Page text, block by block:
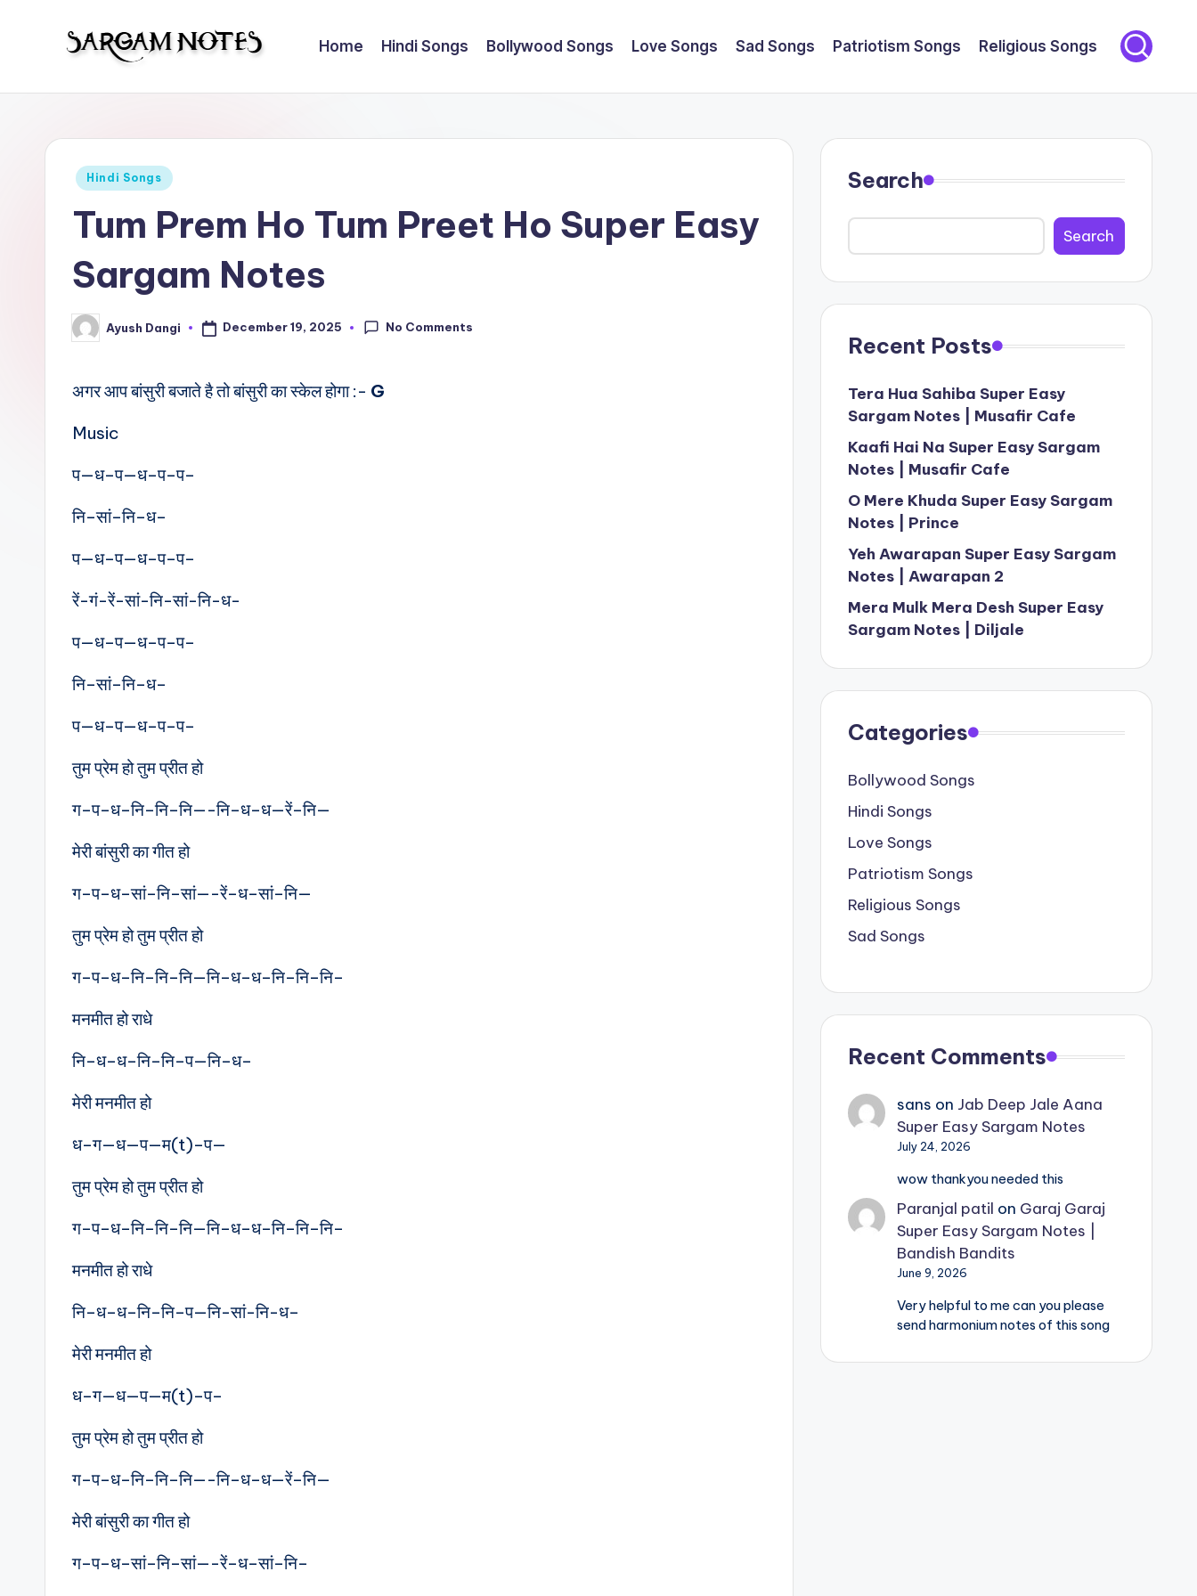
contentS
m
N
of
Sargam
Notes
Home Hindi Songs Bollywood Songs Love Songs Sad Songs Patriotism Songs Religious Songs
Posted
Hindi Songs
Tum Prem Ho Tum Preet Ho Super Easy
Sargam Notes
Posted
by
Ayush Dangi December 19, 2025 No Comments
अगर आप बांसुरी बजाते है तो बांसुरी का स्केल होगा :- G
Music
प—ध–प—ध–प–प–
नि–सां–नि–ध–
प—ध–प—ध–प–प–
रें-गं-रें-सां-नि-सां-नि-ध-
प—ध–प—ध–प–प–
नि–सां–नि–ध–
प—ध–प—ध–प–प–
तुम प्रेम हो तुम प्रीत हो
ग–प–ध–नि–नि–नि—-नि–ध–ध—रें–नि—
मेरी बांसुरी का गीत हो
ग–प–ध–सां–नि–सां—-रें–ध–सां–नि—
तुम प्रेम हो तुम प्रीत हो
ग–प–ध–नि–नि–नि—नि–ध–ध–नि–नि–नि–
मनमीत हो राधे
नि–ध–ध–नि–नि–प—नि–ध–
मेरी मनमीत हो
ध–ग—ध—प—म(t)–प—
तुम प्रेम हो तुम प्रीत हो
ग–प–ध–नि–नि–नि—नि–ध–ध–नि–नि–नि–
मनमीत हो राधे
नि–ध–ध–नि–नि–प—नि-सां-नि-ध–
मेरी मनमीत हो
ध–ग—ध—प—म(t)–प–
तुम प्रेम हो तुम प्रीत हो
ग–प–ध–नि–नि–नि—-नि–ध–ध—रें–नि—
मेरी बांसुरी का गीत हो
ग–प–ध–सां–नि–सां—-रें–ध–सां–नि–
Search
Search
Recent Posts
Tera Hua Sahiba Super Easy
Sargam Notes | Musafir Cafe
Kaafi Hai Na Super Easy Sargam
Notes | Musafir Cafe
O Mere Khuda Super Easy Sargam
Notes | Prince
Yeh Awarapan Super Easy Sargam
Notes | Awarapan 2
Mera Mulk Mera Desh Super Easy
Sargam Notes | Diljale
Categories
Bollywood Songs
Hindi Songs
Love Songs
Patriotism Songs
Religious Songs
Sad Songs
Recent Comments
sans on Jab Deep Jale Aana
Super Easy Sargam Notes
July 24, 2026
wow thankyou needed this
Paranjal patil on Garaj Garaj
Super Easy Sargam Notes |
Bandish Bandits
June 9, 2026
Very helpful to me can you please
send harmonium notes of this song